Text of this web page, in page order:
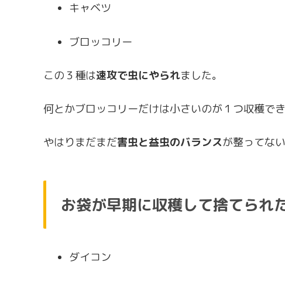
キャベツ
ブロッコリー
この３種は速攻で虫にやられました。
何とかブロッコリーだけは小さいのが１つ収穫でき
やはりまだまだ害虫と益虫のバランスが整ってな
お袋が早期に収穫して捨てられ
ダイコン